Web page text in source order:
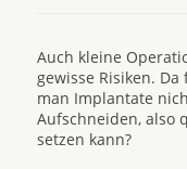
Auch kleine
gewisse Risiken.
man Implantate
Aufschneiden, also
setzen kann?